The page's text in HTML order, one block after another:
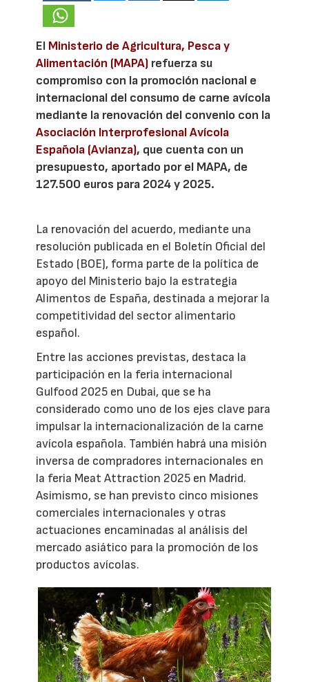
El Ministerio de Agricultura, Pesca y
Alimentación (MAPA) refuerza su
compromiso con la promoción nacional e
internacional del consumo de carne avícola
mediante la renovación del convenio con la
Asociación Interprofesional Avícola
Española (Avianza), que cuenta con un
presupuesto, aportado por el MAPA, de
127.500 euros para 2024 y 2025.
La renovación del acuerdo, mediante una
resolución publicada en el Boletín Oficial del
Estado (BOE), forma parte de la política de
apoyo del Ministerio bajo la estrategia
Alimentos de España, destinada a mejorar la
competitividad del sector alimentario
español.
Entre las acciones previstas, destaca la
participación en la feria internacional
Gulfood 2025 en Dubai, que se ha
considerado como uno de los ejes clave para
impulsar la internacionalización de la carne
avícola española. También habrá una misión
inversa de compradores internacionales en
la feria Meat Attraction 2025 en Madrid.
Asimismo, se han previsto cinco misiones
comerciales internacionales y otras
actuaciones encaminadas al análisis del
mercado asiático para la promoción de los
productos avícolas.